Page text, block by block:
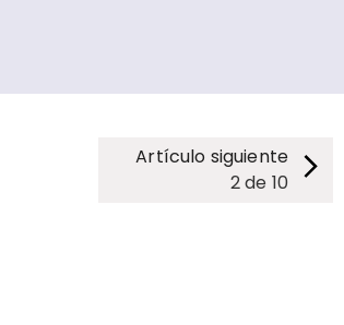
Artículo siguiente
2de 10